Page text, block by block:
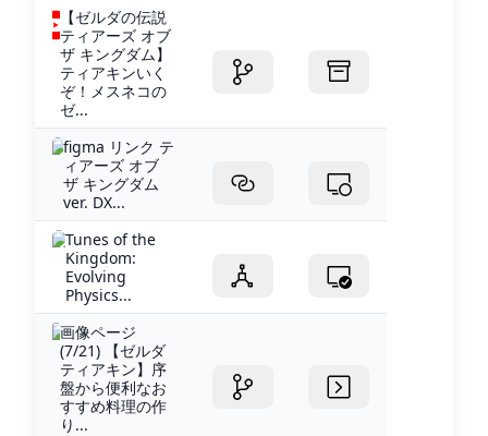
【ゼルダの伝説
ティアーズ オブ
ザ キングダム】
ティアキンいく
ぞ！メスネコの
ゼ...
figma リンク テ
ィアーズ オブ
ザ キングダム
ver. DX...
Tunes of the
Kingdom:
Evolving
Physics...
画像ページ
(7/21) 【ゼルダ
ティアキン】序
盤から便利なお
すすめ料理の作
り...